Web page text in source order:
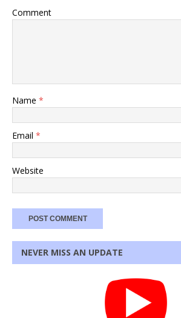
Comment
Name *
Email *
Website
NEVER MISS AN UPDATE